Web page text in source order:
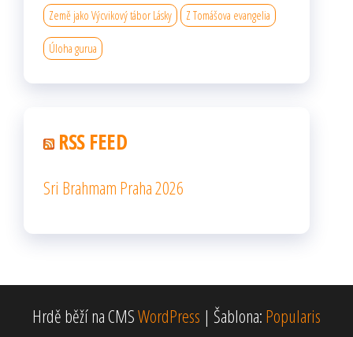
Země jako Výcvikový tábor Lásky Z Tomášova evangelia
Úloha gurua
RSS FEED
Sri Brahmam Praha 2026
Hrdě běží na CMSWordPress | Šablona: Popularis